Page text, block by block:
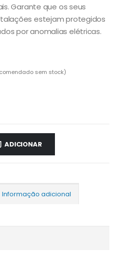
Garante que os seus
estejam protegidos
por anomalias elétricas.
sem stock)
ADICIONAR
Informação adicional